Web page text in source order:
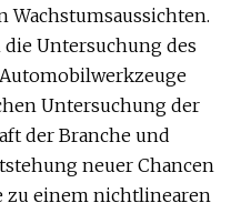
Untersuchung des
Untersuchung der
der Branche und
neuer Chancen
zu einem nichtlinearen